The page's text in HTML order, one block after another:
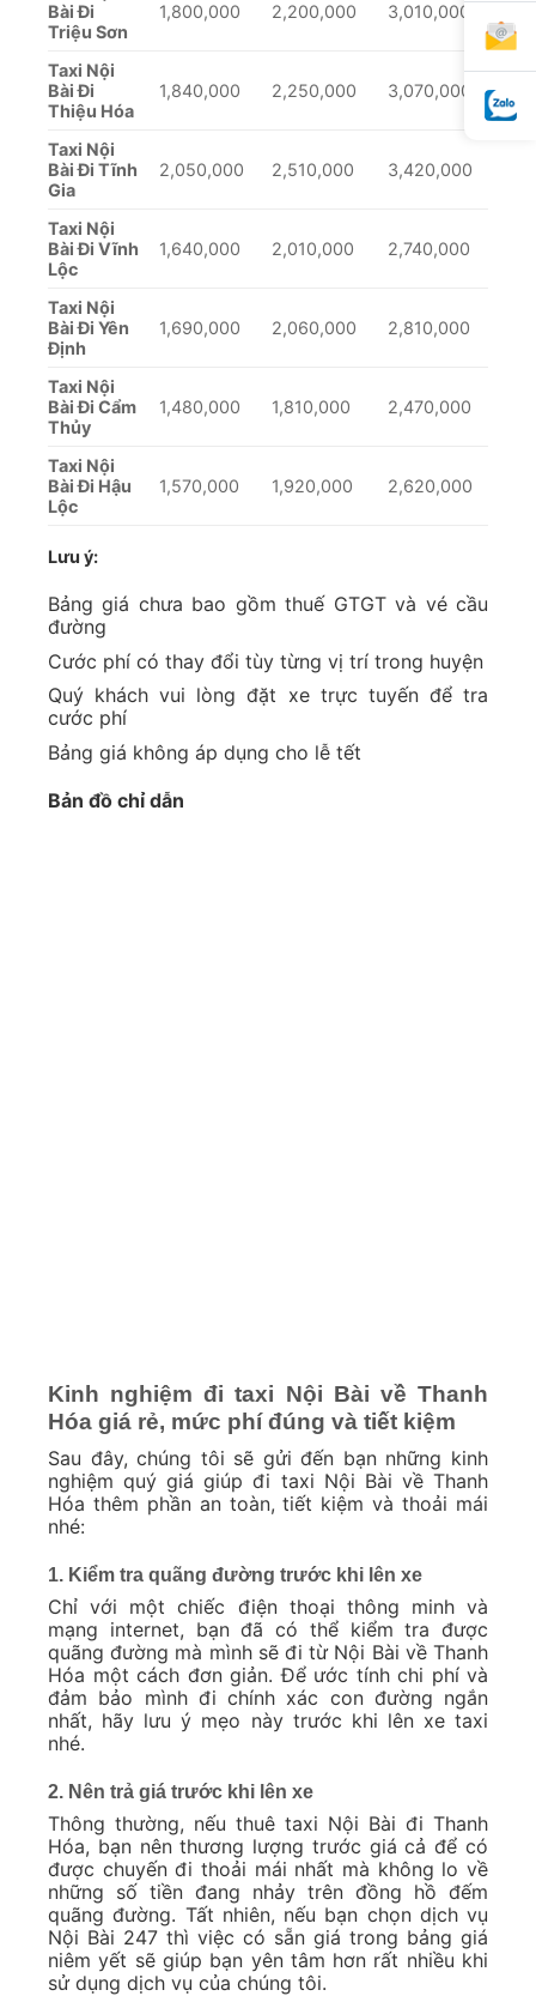
Bài Đi
Triệu Sơn
1,800,000 2,200,000 3,010,000
Taxi Nội
Bài Đi
Thiệu Hóa
1,840,000 2,250,000 3,070,000
Taxi Nội
Bài Đi Tĩnh
Gia
2,050,000 2,510,000 3,420,000
Taxi Nội
Bài Đi Vĩnh
Lộc
1,640,000 2,010,000 2,740,000
Taxi Nội
Bài Đi Yên
Định
1,690,000 2,060,000 2,810,000
Taxi Nội
Bài Đi Cẩm
Thủy
1,480,000 1,810,000 2,470,000
Taxi Nội
Bài Đi Hậu
Lộc
1,570,000 1,920,000 2,620,000
Lưu ý:
Bảng giá chưa bao gồm thuế GTGT và vé cầu
đường
Cước phí có thay đổi tùy từng vị trí trong huyện
Quý khách vui lòng đặt xe trực tuyến để tra
cước phí
Bảng giá không áp dụng cho lễ tết
Bản đồ chỉ dẫn
Kinh nghiệm đi taxi Nội Bài về Thanh
Hóa giá rẻ, mức phí đúng và tiết kiệm
Sau đây, chúng tôi sẽ gửi đến bạn những kinh
nghiệm quý giá giúp đi taxi Nội Bài về Thanh
Hóa thêm phần an toàn, tiết kiệm và thoải mái
nhé:
1. Kiểm tra quãng đường trước khi lên xe
Chỉ với một chiếc điện thoại thông minh và
mạng internet, bạn đã có thể kiểm tra được
quãng đường mà mình sẽ đi từ Nội Bài về Thanh
Hóa một cách đơn giản. Để ước tính chi phí và
đảm bảo mình đi chính xác con đường ngắn
nhất, hãy lưu ý mẹo này trước khi lên xe taxi
nhé.
2. Nên trả giá trước khi lên xe
Thông thường, nếu thuê taxi Nội Bài đi Thanh
Hóa, bạn nên thương lượng trước giá cả để có
được chuyến đi thoải mái nhất mà không lo về
những số tiền đang nhảy trên đồng hồ đếm
quãng đường. Tất nhiên, nếu bạn chọn dịch vụ
Nội Bài 247 thì việc có sẵn giá trong bảng giá
niêm yết sẽ giúp bạn yên tâm hơn rất nhiều khi
sử dụng dịch vụ của chúng tôi.